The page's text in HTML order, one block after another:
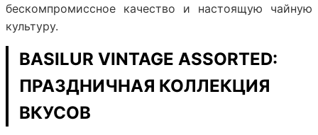
бескомпромиссное качество и настоящую чайную
культуру.
BASILUR VINTAGE ASSORTED:
ПРАЗДНИЧНАЯ КОЛЛЕКЦИЯ
ВКУСОВ